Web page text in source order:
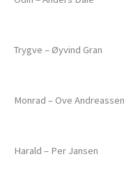
Trygve – Øyvind Gran
Monrad – Ove Andreassen
Harald – Per Jansen